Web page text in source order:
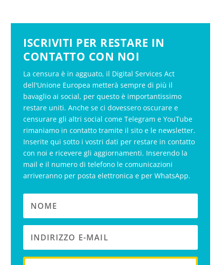
ISCRIVITI PER RESTARE IN
CONTATTO CON NOI
La censura è in agguato, il Digital Services Act
dell'Unione Europea metterà sempre di più il
bavaglio ai social, per questo è importantissimo
restare uniti. Anche se ci dovessero oscurare e
censurare gli altri social come Telegram e YouTube
rimaniamo in contatto tramite il sito e le newsletter.
Inserite qui sotto i vostri dati per restare in contatto
con noi e ricevere gli aggiornamenti. Inserendo la
mail e il numero di telefono le comunicazioni
arriveranno per posta elettronica e per WhatsApp.